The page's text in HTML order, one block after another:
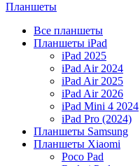
Планшеты
Все планшеты
Планшеты iPad
iPad 2025
iPad Air 2024
iPad Air 2025
iPad Air 2026
iPad Mini 4 2024
iPad Pro (2024)
Планшеты Samsung
Планшеты Xiaomi
Poco Pad